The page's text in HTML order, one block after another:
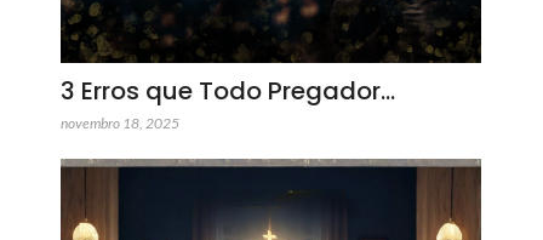
3 Erros que Todo Pregador…
novembro 18, 2025